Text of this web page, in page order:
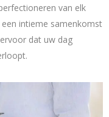
van elk
intieme samenkomst
dat uw dag